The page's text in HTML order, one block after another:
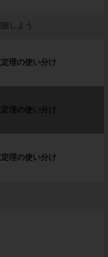
しよう
理の使い分け
理の使い分け
理の使い分け